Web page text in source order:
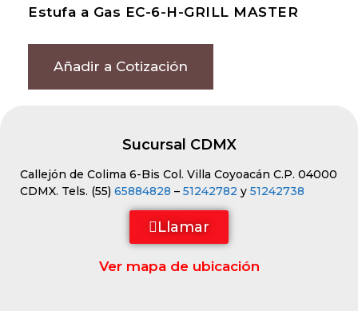
Estufa a Gas EC-6-H-GRILL MASTER
Añadir a Cotización
Sucursal CDMX
Callejón de Colima 6-Bis Col. Villa Coyoacán C.P. 04000
CDMX. Tels. (55) 65884828 – 51242782 y 51242738
Llamar
Ver mapa de ubicación